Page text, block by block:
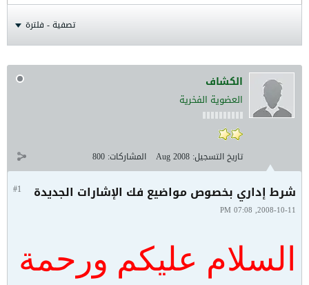
تصفية - فلترة
الكشاف
العضوية الفخرية
تاريخ التسجيل: Aug 2008 المشاركات: 800
#1 شرط إداري بخصوص مواضيع فك الإشارات الجديدة
2008-10-11, 07:08 PM
السلام عليكم ورحمة